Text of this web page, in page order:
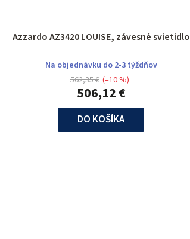
Azzardo AZ3420 LOUISE, závesné svietidlo
Na objednávku do 2-3 týždňov
506,12 €
562,35 € (–10 %)
DO KOŠÍKA